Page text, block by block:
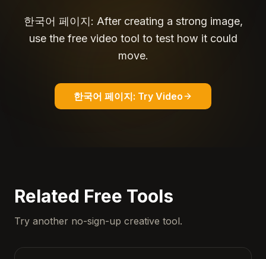
한국어 페이지: After creating a strong image,
use the free video tool to test how it could
move.
한국어 페이지: Try Video
Related Free Tools
Try another no-sign-up creative tool.